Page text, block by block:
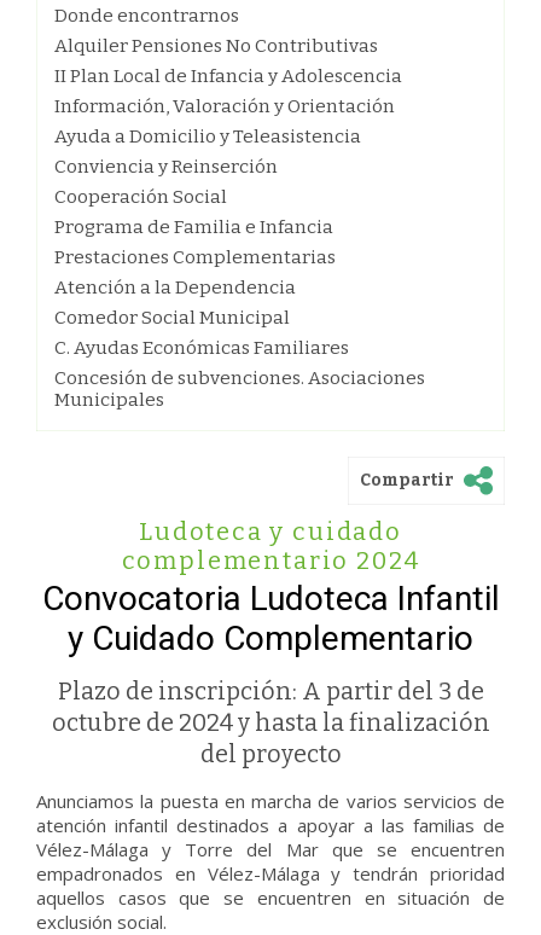
Donde encontrarnos
Alquiler Pensiones No Contributivas
II Plan Local de Infancia y Adolescencia
Información, Valoración y Orientación
Ayuda a Domicilio y Teleasistencia
Conviencia y Reinserción
Cooperación Social
Programa de Familia e Infancia
Prestaciones Complementarias
Atención a la Dependencia
Comedor Social Municipal
C. Ayudas Económicas Familiares
Concesión de subvenciones. Asociaciones
Municipales
Compartir
Ludoteca y cuidado
complementario 2024
Convocatoria Ludoteca Infantil
y Cuidado Complementario
Plazo de inscripción: A partir del 3 de
octubre de 2024 y hasta la finalización
del proyecto
Anunciamos la puesta en marcha de varios servicios de
atención infantil destinados a apoyar a las familias de
Vélez-Málaga y Torre del Mar que se encuentren
empadronados en Vélez-Málaga y tendrán prioridad
aquellos casos que se encuentren en situación de
exclusión social.